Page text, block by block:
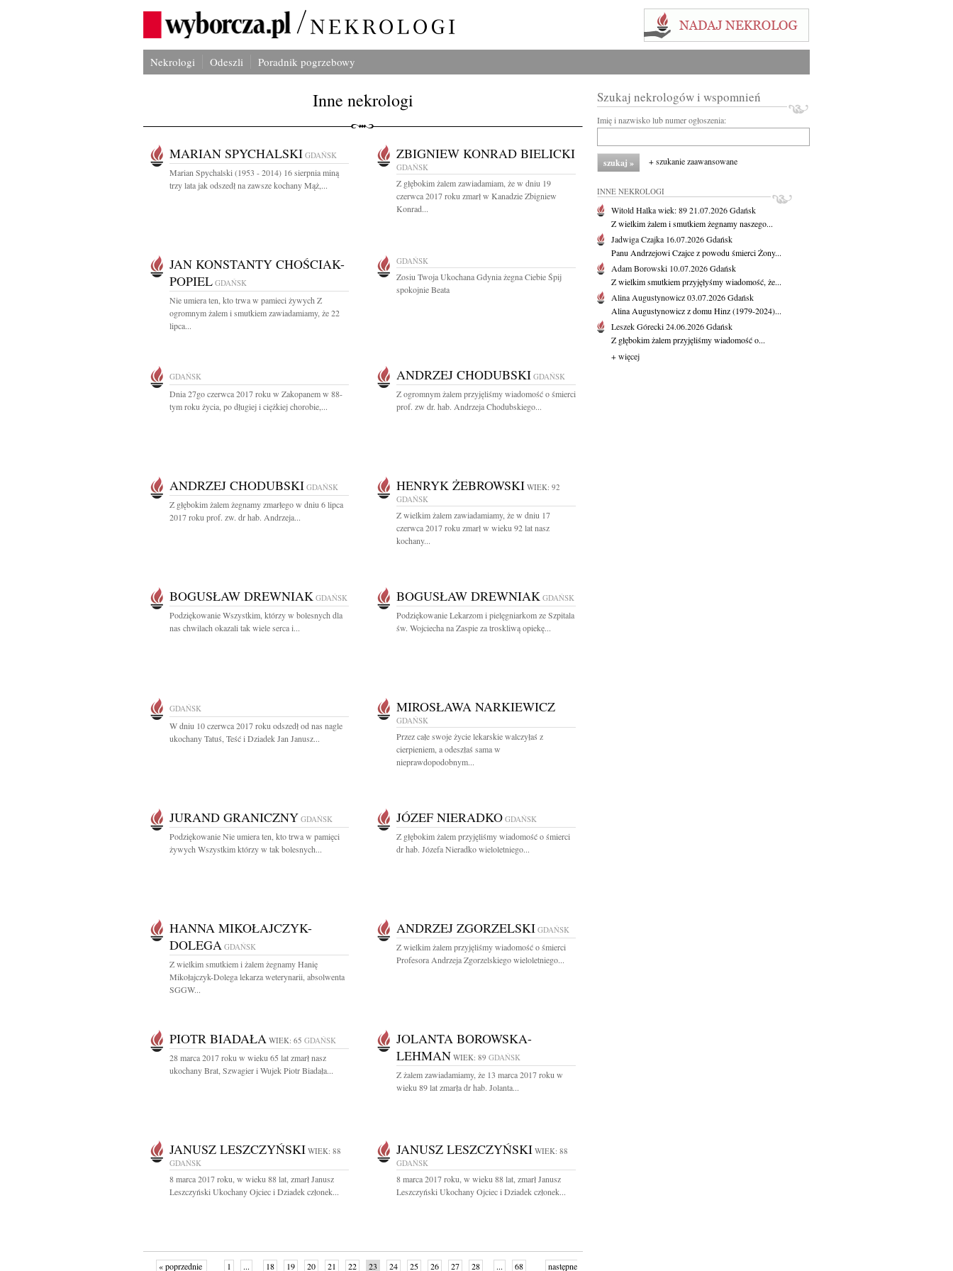
Nekrologi Odeszli Poradnik pogrzebowy
Inne nekrologi
MARIAN SPYCHALSKI GDAŃSK
Marian Spychalski (1953 - 2014) 16 sierpnia miną
trzy lata jak odszedł na zawsze kochany Mąż,...
ZBIGNIEW KONRAD BIELICKI
GDAŃSK
Z głębokim żalem zawiadamiam, że w dniu 19
czerwca 2017 roku zmarł w Kanadzie Zbigniew
Konrad...
JAN KONSTANTY CHOŚCIAK-
POPIEL GDAŃSK
Nie umiera ten, kto trwa w pamieci żywych Z
ogromnym żalem i smutkiem zawiadamiamy, że 22
lipca...
GDAŃSK
Zosiu Twoja Ukochana Gdynia żegna Ciebie Śpij
spokojnie Beata
GDAŃSK
Dnia 27go czerwca 2017 roku w Zakopanem w 88-
tym roku życia, po długiej i ciężkiej chorobie,...
ANDRZEJ CHODUBSKI GDAŃSK
Z ogromnym żalem przyjęliśmy wiadomość o śmierci
prof. zw dr. hab. Andrzeja Chodubskiego...
ANDRZEJ CHODUBSKI GDAŃSK
Z głębokim żalem żegnamy zmarłego w dniu 6 lipca
2017 roku prof. zw. dr hab. Andrzeja...
HENRYK ŻEBROWSKI WIEK: 92
GDAŃSK
Z wielkim żalem zawiadamiamy, że w dniu 17
czerwca 2017 roku zmarł w wieku 92 lat nasz
kochany...
BOGUSŁAW DREWNIAK GDAŃSK
Podziękowanie Wszystkim, którzy w bolesnych dla
nas chwilach okazali tak wiele serca i...
BOGUSŁAW DREWNIAK GDAŃSK
Podziękowanie Lekarzom i pielęgniarkom ze Szpitala
św. Wojciecha na Zaspie za troskliwą opiekę...
GDAŃSK
W dniu 10 czerwca 2017 roku odszedł od nas nagle
ukochany Tatuś, Teść i Dziadek Jan Janusz...
MIROSŁAWA NARKIEWICZ
GDAŃSK
Przez całe swoje życie lekarskie walczyłaś z
cierpieniem, a odeszłaś sama w
nieprawdopodobnym...
JURAND GRANICZNY GDAŃSK
Podziękowanie Nie umiera ten, kto trwa w pamięci
żywych Wszystkim którzy w tak bolesnych...
JÓZEF NIERADKO GDAŃSK
Z głębokim żalem przyjęliśmy wiadomość o śmierci
dr hab. Józefa Nieradko wieloletniego...
HANNA MIKOŁAJCZYK-
DOLEGA GDAŃSK
Z wielkim smutkiem i żalem żegnamy Hanię
Mikołajczyk-Dolega lekarza weterynarii, absolwenta
SGGW...
ANDRZEJ ZGORZELSKI GDAŃSK
Z wielkim żalem przyjęliśmy wiadomość o śmierci
Profesora Andrzeja Zgorzelskiego wieloletniego...
PIOTR BIADAŁA WIEK: 65 GDAŃSK
28 marca 2017 roku w wieku 65 lat zmarł nasz
ukochany Brat, Szwagier i Wujek Piotr Biadała...
JOLANTA BOROWSKA-
LEHMAN WIEK: 89 GDAŃSK
Z żalem zawiadamiamy, że 13 marca 2017 roku w
wieku 89 lat zmarła dr hab. Jolanta...
JANUSZ LESZCZYŃSKI WIEK: 88
GDAŃSK
8 marca 2017 roku, w wieku 88 lat, zmarł Janusz
Leszczyński Ukochany Ojciec i Dziadek członek...
JANUSZ LESZCZYŃSKI WIEK: 88
GDAŃSK
8 marca 2017 roku, w wieku 88 lat, zmarł Janusz
Leszczyński Ukochany Ojciec i Dziadek członek...
« poprzednie 1 ... 18 19 20 21 22 23 24 25 26 27 28 ... 68 następne
Szukaj nekrologów i wspomnień
Imię i nazwisko lub numer ogłoszenia:
+ szukanie zaawansowane
INNE NEKROLOGI
Witold Halkawiek: 8921.07.2026Gdańsk
Z wielkim żalem i smutkiem żegnamy naszego...
Jadwiga Czajka 16.07.2026Gdańsk
Panu Andrzejowi Czajce z powodu śmierci Żony...
Adam Borowski 10.07.2026Gdańsk
Z wielkim smutkiem przyjęłyśmy wiadomość, że...
Alina Augustynowicz03.07.2026Gdańsk
Alina Augustynowicz z domu Hinz (1979-2024)...
Leszek Górecki24.06.2026Gdańsk
Z głębokim żalem przyjęliśmy wiadomość o...
+ więcej